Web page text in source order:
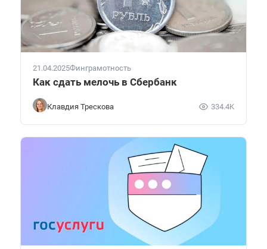
21.04.2025Финграмотность
Как сдать мелочь в Сбербанк
Клавдия Трескова 334.4K